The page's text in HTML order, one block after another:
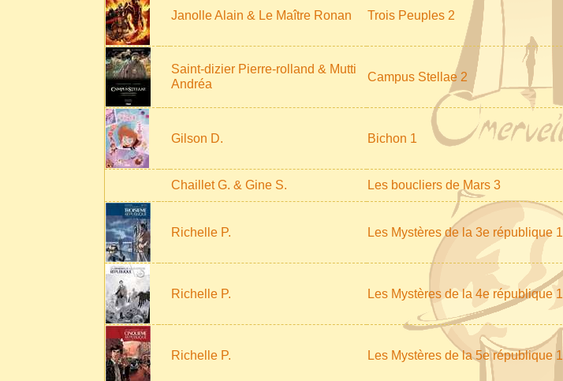
Janolle Alain & Le Maître Ronan Trois Peuples 2
Saint-dizier Pierre-rolland & Mutti
Andréa
Campus Stellae 2
Gilson D. Bichon 1
Chaillet G. & Gine S. Les boucliers de Mars 3
Richelle P. Les Mystères de la 3e république 1
Richelle P. Les Mystères de la 4e république 1
Richelle P. Les Mystères de la 5e république 1